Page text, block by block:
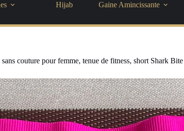
Hijab Gaine Amincissante
couture pour femme, tenue de fitness, short Shark